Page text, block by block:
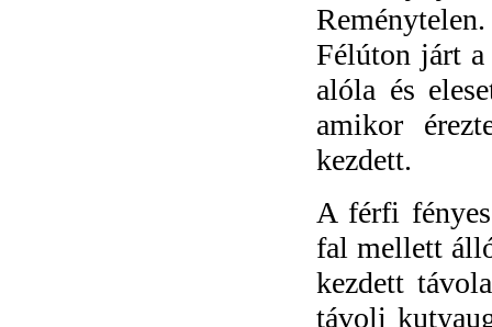
Félúton járt
alóla és
amikor
kezdett.
A férfi
fal mellett
kezdett
távoli